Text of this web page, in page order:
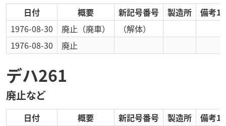
日付 概要 新記号番号 製造所
備考1
1976-08-30
廃止 （廃車）
（解体）
1976-08-30
廃止
デハ261
廃止など
日付 概要 新記号番号 製造所
備考1